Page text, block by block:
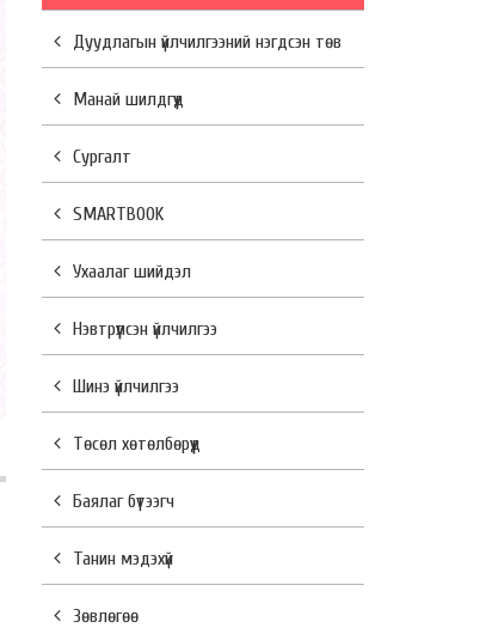
Дуудлагын үйлчилгээний нэгдсэн төв
Манай шилдгүүд
Сургалт
SMARTBOOK
Ухаалаг шийдэл
Нэвтрүүлсэн үйлчилгээ
Шинэ үйлчилгээ
Төсөл хөтөлбөрүүд
Баялаг бүтээгч
Танин мэдэхүй
Зөвлөгөө